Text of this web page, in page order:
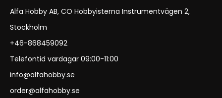
Alfa Hobby AB, CO Hobbyisterna Instrumentvägen 2,
Stockholm
+46-868459092
Telefontid vardagar 09:00-11:00
info@alfahobby.se
order@alfahobby.se